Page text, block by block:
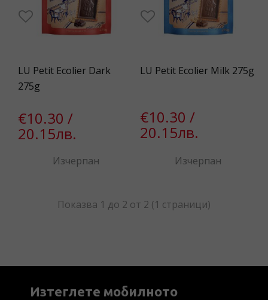
LU Petit Ecolier Dark
275g
€10.30 /
20.15лв.
Изчерпан
LU Petit Ecolier Milk 275g
€10.30 /
20.15лв.
Изчерпан
Показва 1 до 2 от 2 (1 страници)
Изтеглете мобилното